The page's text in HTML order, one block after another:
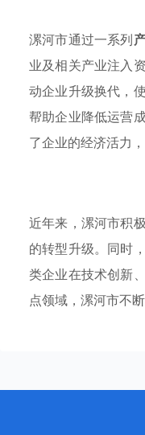
漯河市通过一系列
业及相关产业注入
动企业升级换代，
帮助企业降低运营
了企业的经济活力
近年来，漯河市积
的转型升级。同时
类企业在技术创新
点领域，漯河市不